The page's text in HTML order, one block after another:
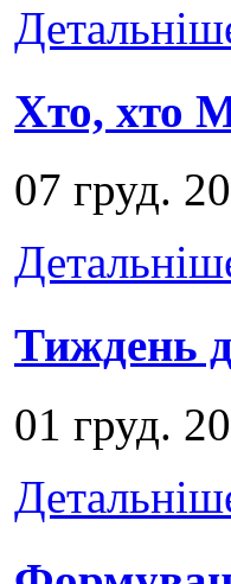
Хто, хто
07 груд.
Тиждень
01 груд.